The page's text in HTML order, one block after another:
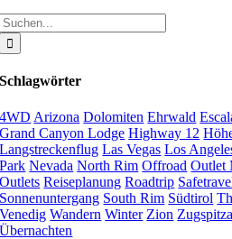
Schlagwörter
4WD Arizona Dolomiten Ehrwald
Grand Canyon Lodge Highway 12
Langstreckenflug Las Vegas Los
Park Nevada North Rim Offroad Outlet
Outlets Reiseplanung Roadtrip
Sonnenuntergang South Rim Südtirol
Venedig Wandern Winter Zion
Übernachten